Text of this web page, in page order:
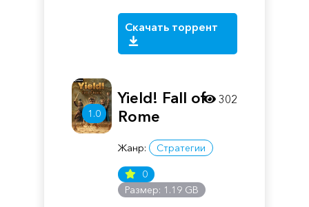
Скачать торрент
1.0
Yield! Fall of
Rome
Жанр: Стратегии
0
Размер: 1.19 GB
302